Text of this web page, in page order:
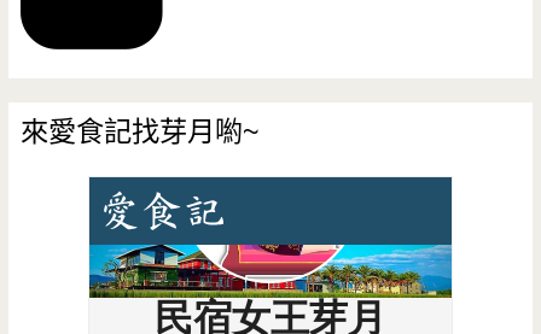
來愛食記找芽月喲~